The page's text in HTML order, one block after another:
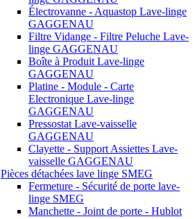
Électrovanne - Aquastop Lave-linge
GAGGENAU
Filtre Vidange - Filtre Peluche Lave-
linge GAGGENAU
Boîte à Produit Lave-linge
GAGGENAU
Platine - Module - Carte
Electronique Lave-linge
GAGGENAU
Pressostat Lave-vaisselle
GAGGENAU
Clayette - Support Assiettes Lave-
vaisselle GAGGENAU
Pièces détachées lave linge SMEG
Fermeture - Sécurité de porte lave-
linge SMEG
Manchette - Joint de porte - Hublot